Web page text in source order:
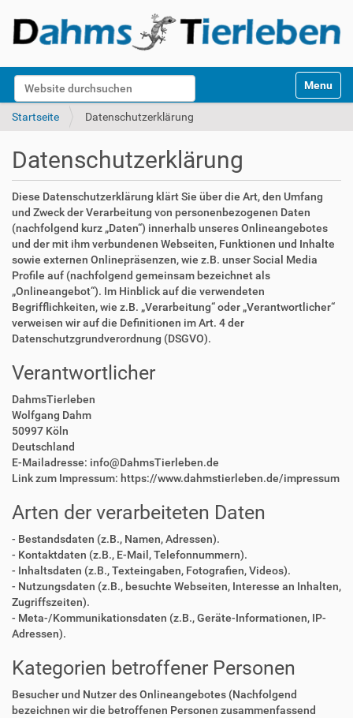
Website durchsuchen
k
Toggle
Startseite Datenschutzerklärung
Datenschutzerklärung
Diese Datenschutzerklärung klärt Sie über die Art, den Umfang
und Zweck der Verarbeitung von personenbezogenen Daten
(nachfolgend kurz „Daten“) innerhalb unseres Onlineangebotes
und der mit ihm verbundenen Webseiten, Funktionen und Inhalte
sowie externen Onlinepräsenzen, wie z.B. unser Social Media
Profile auf (nachfolgend gemeinsam bezeichnet als
„Onlineangebot“). Im Hinblick auf die verwendeten
Begrifflichkeiten, wie z.B. „Verarbeitung“ oder „Verantwortlicher“
verweisen wir auf die Definitionen im Art. 4 der
Datenschutzgrundverordnung (DSGVO).
Verantwortlicher
DahmsTierleben
Wolfgang Dahm
50997 Köln
Deutschland
E-Mailadresse: info@DahmsTierleben.de
Link zum Impressum: https://www.dahmstierleben.de/impressum
Arten der verarbeiteten Daten
- Bestandsdaten (z.B., Namen, Adressen).
- Kontaktdaten (z.B., E-Mail, Telefonnummern).
- Inhaltsdaten (z.B., Texteingaben, Fotografien, Videos).
- Nutzungsdaten (z.B., besuchte Webseiten, Interesse an Inhalten,
Zugriffszeiten).
- Meta-/Kommunikationsdaten (z.B., Geräte-Informationen, IP-
Adressen).
Kategorien betroffener Personen
Besucher und Nutzer des Onlineangebotes (Nachfolgend
bezeichnen wir die betroffenen Personen zusammenfassend